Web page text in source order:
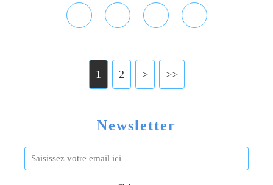
1 2 > >>
Newsletter